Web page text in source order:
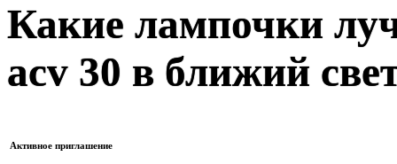
Какие лампочки
acv 30 в ближий
Активное приглашение